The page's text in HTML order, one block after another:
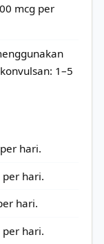
mcg per
1–5
hari.
per hari.
hari.
per hari.